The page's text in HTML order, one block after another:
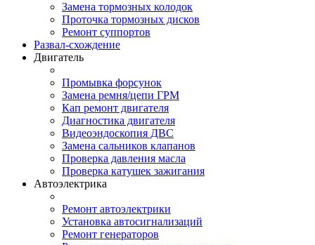
Замена тормозных колодок
Проточка тормозных дисков
Ремонт суппортов
Развал-схождение
Двигатель
Промывка форсунок
Замена ремня/цепи ГРМ
Кап ремонт двигателя
Диагностика двигателя
Видеоэндоскопия ДВС
Замена сальников клапанов
Проверка давления масла
Проверка катушек зажигания
Автоэлектрика
Ремонт автоэлектрики
Установка автосигнализаций
Ремонт генераторов